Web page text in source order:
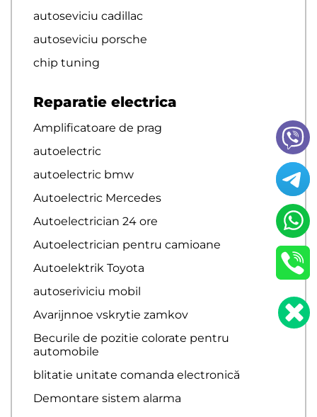
autoseviciu cadillac
autoseviciu porsche
chip tuning
Reparatie electrica
Amplificatoare de prag
autoelectric
autoelectric bmw
Autoelectric Mercedes
Autoelectrician 24 ore
Autoelectrician pentru camioane
Autoelektrik Toyota
autoseriviciu mobil
Avarijnnoe vskrytie zamkov
Becurile de pozitie colorate pentru
automobile
blitatie unitate comanda electronică
Demontare sistem alarma